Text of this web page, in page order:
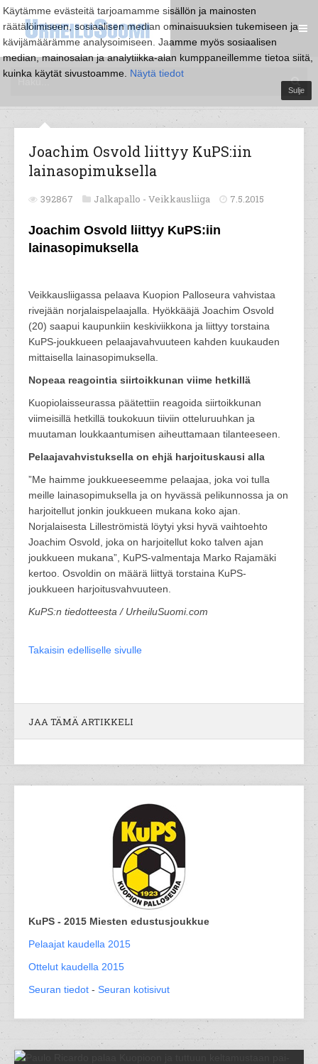
Käytämme evästeitä tarjoamamme sisällön ja mainosten
räätälöimiseen, sosiaalisen median ominaisuuksien tukemiseen ja
kävijämäärämme analysoimiseen. Jaamme myös sosiaalisen
median, mainosalan ja analytiikka-alan kumppaneillemme tietoa siitä,
kuinka käytät sivustoamme. Näytä tiedot
Sulje
Joachim Osvold liittyy KuPS:iin
lainasopimuksella
392867 Jalkapallo - Veikkausliiga 7.5.2015
Joachim Osvold liittyy KuPS:iin
lainasopimuksella
Veikkausliigassa pelaava Kuopion Palloseura vahvistaa
rivejään norjalaispelaajalla. Hyökkääjä Joachim Osvold
(20) saapui kaupunkiin keskiviikkona ja liittyy torstaina
KuPS-joukkueen pelaajavahvuuteen kahden kuukauden
mittaisella lainasopimuksella.
Nopeaa reagointia siirtoikkunan viime hetkillä
Kuopiolaisseurassa päätettiin reagoida siirtoikkunan
viimeisillä hetkillä toukokuun tiiviin otteluruuhkan ja
muutaman loukkaantumisen aiheuttamaan tilanteeseen.
Pelaajavahvistuksella on ehjä harjoituskausi alla
”Me haimme joukkueeseemme pelaajaa, joka voi tulla
meille lainasopimuksella ja on hyvässä pelikunnossa ja on
harjoitellut jonkin joukkueen mukana koko ajan.
Norjalaisesta Lilleströmistä löytyi yksi hyvä vaihtoehto
Joachim Osvold, joka on harjoitellut koko talven ajan
joukkueen mukana”, KuPS-valmentaja Marko Rajamäki
kertoo. Osvoldin on määrä liittyä torstaina KuPS-
joukkueen harjoitusvahvuuteen.
KuPS:n tiedotteesta / UrheiluSuomi.com
Takaisin edelliselle sivulle
JAA TÄMÄ ARTIKKELI
KuPS - 2015 Miesten edustusjoukkue
Pelaajat kaudella 2015
Ottelut kaudella 2015
Seuran tiedot - Seuran kotisivut